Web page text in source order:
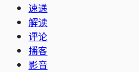
速递
解读
评论
播客
影音